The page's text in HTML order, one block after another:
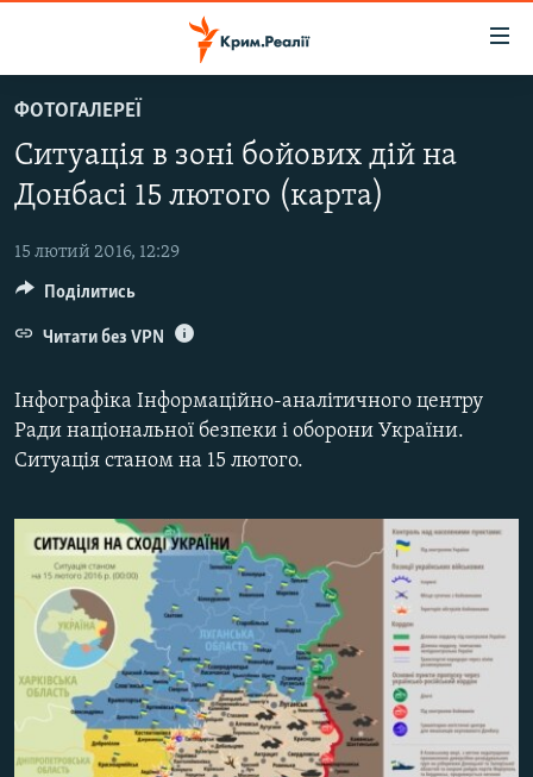
до
основного
матеріалу
Перейти
до
навігації
Перейти
пошуку
ВОДА.КРИМ
ВІДЕО ТА ФОТО
ПОЛІТИКА
БЛОГИ
ПОГЛЯД
ВСЕ ЗА ДЕНЬ
СПЕЦПРОЕКТИ
ВІДЕОУРОКИ «ELIFBE»
СВІДЧЕННЯ ОКУПАЦІЇ
УКРАЇНСЬКА ПРОБЛЕМА КРИМУ
ІНФОГРАФІКА
Русский
Qırımtatar
ДОЛУЧАЙСЯ!
ФОТОГАЛЕРЕЇ
Ситуація в зоні бойових дій на
Донбасі 15 лютого (карта)
15 лютий 2016, 12:29
Інфографіка Інформаційно-аналітичного центру
Ради національної безпеки і оборони України.
Ситуація станом на 15 лютого.
Поділитись
Читати без VPN